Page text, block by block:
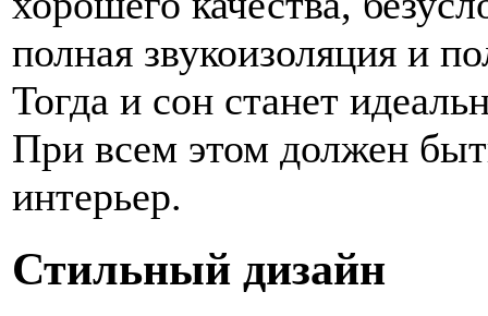
полная звукоизоляция и
Тогда и сон станет
При всем этом должен
интерьер.
Стильный дизайн